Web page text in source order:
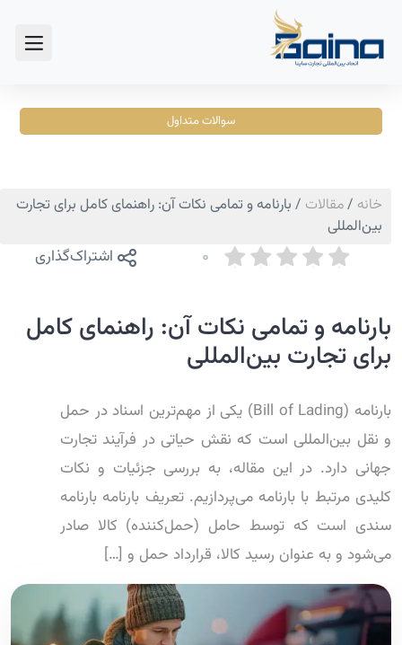
سوالات متداول
خانه /مقالات / بارنامه و تمامی نکات آن: راهنمای کامل برای تجارت
بین‌المللی
0 اشتراک‌گذاری
بارنامه و تمامی نکات آن: راهنمای کامل
برای تجارت بین‌المللی
بارنامه (Bill of Lading) یکی از مهم‌ترین اسناد در حمل
و نقل بین‌المللی است که نقش حیاتی در فرآیند تجارت
جهانی دارد. در این مقاله، به بررسی جزئیات و نکات
کلیدی مرتبط با بارنامه می‌پردازیم. تعریف بارنامه بارنامه
سندی است که توسط حامل (حمل‌کننده) کالا صادر
می‌شود و به عنوان رسید کالا، قرارداد حمل و […]